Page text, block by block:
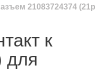
21083724374
к
для